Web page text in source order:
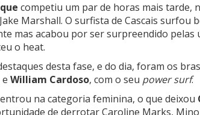
competiu um par de horas mais tarde,
Jake Marshall. O surfista de Cascais surfou
mas acabou por ser surpreendido
o heat.
desta fase, e do dia, foram os
William Cardoso, com o seu power surf.
na categoria feminina, o que deixou
de derrotar Caroline Marks,